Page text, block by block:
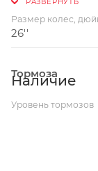
Размер колес,
26''
Тормоза
Уровень тормозов
информацию,
Наличие